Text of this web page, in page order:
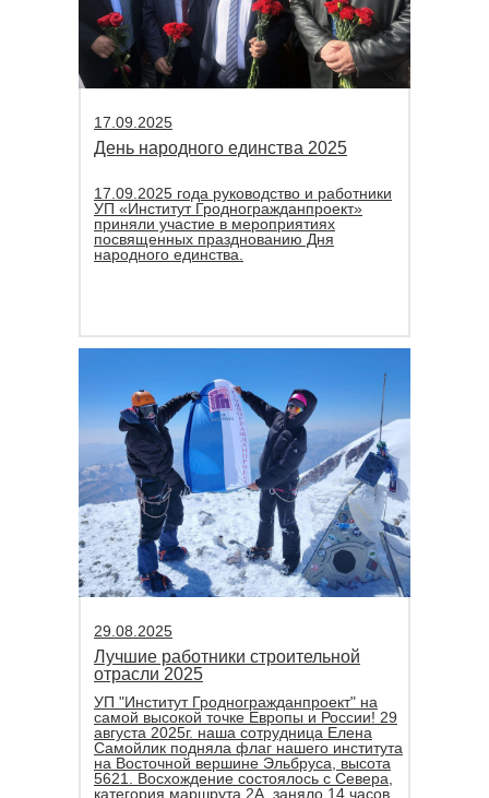
УП "Институт Гродногражданпроект" на
самой высокой точке Европы и России! 29
августа 2025г. наша сотрудница Елена
Самойлик подняла флаг нашего института
на Восточной вершине Эльбруса, высота
5621. Восхождение состоялось с Севера,
категория маршрута 2А, заняло 14 часов
Лучшие работники строительной
отрасли 2025
29.08.2025
17.09.2025 года руководство и работники
УП «Институт Гродногражданпроект»
приняли участие в мероприятиях
посвященных празднованию Дня
народного единства.
День народного единства 2025
17.09.2025